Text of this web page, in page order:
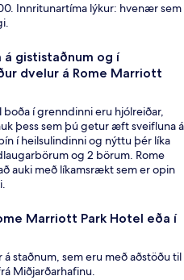
Innritunartíma lýkur: hvenær sem
gististaðnum og í
dvelur á Rome Marriott
í grenndinni eru hjólreiðar,
þess sem þú getur æft sveifluna á
í heilsulindinni og nýttu þér líka
og 2 börum. Rome
auki með líkamsrækt sem er opin
Marriott Park Hotel eða í
staðnum, sem eru með aðstöðu til
Miðjarðarhafinu.